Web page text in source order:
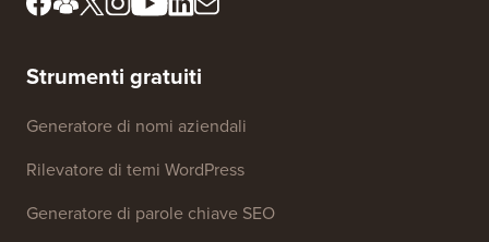
Strumenti gratuiti
Generatore di nomi aziendali
Rilevatore di temi WordPress
Generatore di parole chiave SEO